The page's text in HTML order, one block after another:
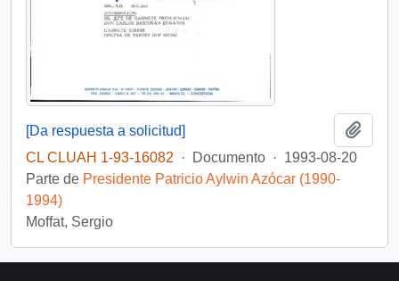
[Da respuesta a solicitud]
CL CLUAH 1-93-16082
· Documento · 1993-08-20
Parte de Presidente Patricio Aylwin Azócar (1990-
1994)
Moffat, Sergio